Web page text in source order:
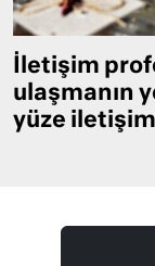
İletişim
ulaşmanın
yüze iletişim